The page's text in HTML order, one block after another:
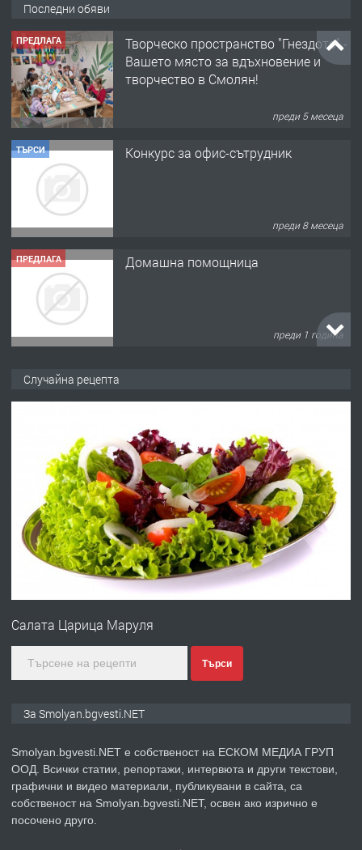
Последни обяви
Творческо пространство "Гнездото" -
Вашето място за вдъхновение и
творчество в Смолян!
преди 1 година
ПРЕДЛАГА
УДЪЛЖАВАНЕ НА ЧОВЕШКИЯТ
ЖИВОТ И ПОДОБРЯВАНЕ НА
НЕГОВОТО КАЧЕСТВО
преди 2 години
ПРЕДЛАГА Имот в Северна Гърция, до Кавала
ПРЕДЛАГА Иглолистни Пелети клас А1
преди 2 години
ПРЕДЛАГА КЪЩА В МАРОНЯ
Случайна рецепта
Салата Царица Маруля
Търси
За Smolyan.bgvesti.NET
Smolyan.bgvesti.NET е собственост на ЕСКОМ МЕДИА ГРУП
ООД. Всички статии, репортажи, интервюта и други текстови,
графични и видео материали, публикувани в сайта, са
собственост на Smolyan.bgvesti.NET, освен ако изрично е
посочено друго.